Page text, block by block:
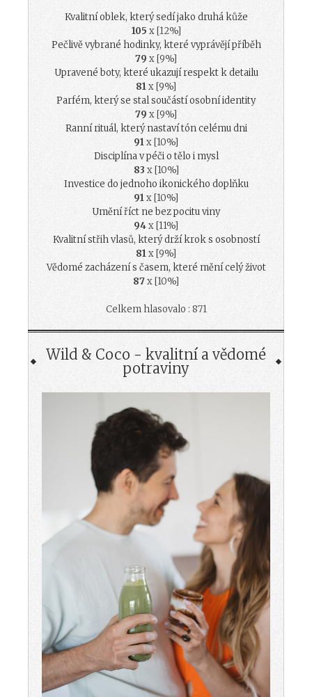
Kvalitní oblek, který sedí jako druhá kůže
105 x [12%]
Pečlivě vybrané hodinky, které vyprávějí příběh
79 x [9%]
Upravené boty, které ukazují respekt k detailu
81x [9%]
Parfém, který se stal součástí osobní identity
79 x [9%]
Ranní rituál, který nastaví tón celému dni
91x [10%]
Disciplína v péči o tělo i mysl
83 x [10%]
Investice do jednoho ikonického doplňku
91x [10%]
Umění říct ne bez pocitu viny
94x [11%]
Kvalitní střih vlasů, který drží krok s osobností
81x [9%]
Vědomé zacházení s časem, které mění celý život
87x [10%]
Celkem hlasovalo : 871
Wild & Coco - kvalitní a vědomé
potraviny